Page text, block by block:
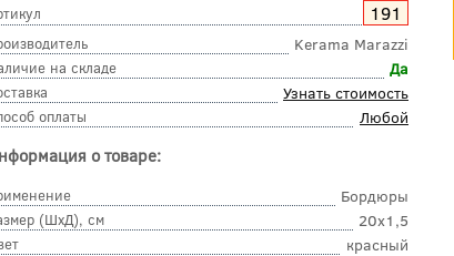
191
Kerama Marazzi
на складе Да
Узнать стоимость
оплаты Любой
о товаре:
Бордюры
(ШхД), см 20x1,5
красный